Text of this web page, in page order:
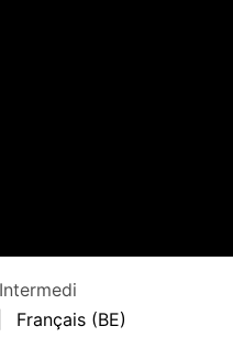
Français (BE)